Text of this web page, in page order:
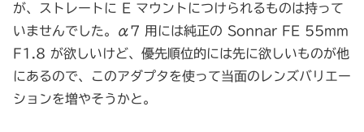
が、ストレートに E マウントにつけられるものは持って
いませんでした。α7 用には純正の Sonnar FE 55mm
F1.8 が欲しいけど、優先順位的には先に欲しいものが他
にあるので、このアダプタを使って当面のレンズバリエー
ションを増やそうかと。